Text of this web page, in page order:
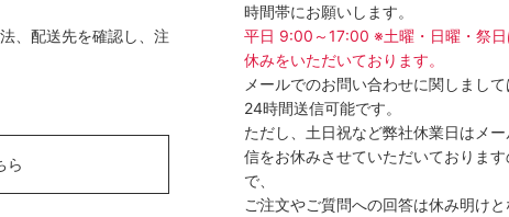
、配送先を確認し、注
ら
時間帯にお願いします。
平日 9:00～17:00 ※土曜・日曜・祭日
休みをいただいております。
メールでのお問い合わせに関しまし
24時間送信可能です。
ただし、土日祝など弊社休業日はメー
信をお休みさせていただいております
で、
ご注文やご質問への回答は休み明けと